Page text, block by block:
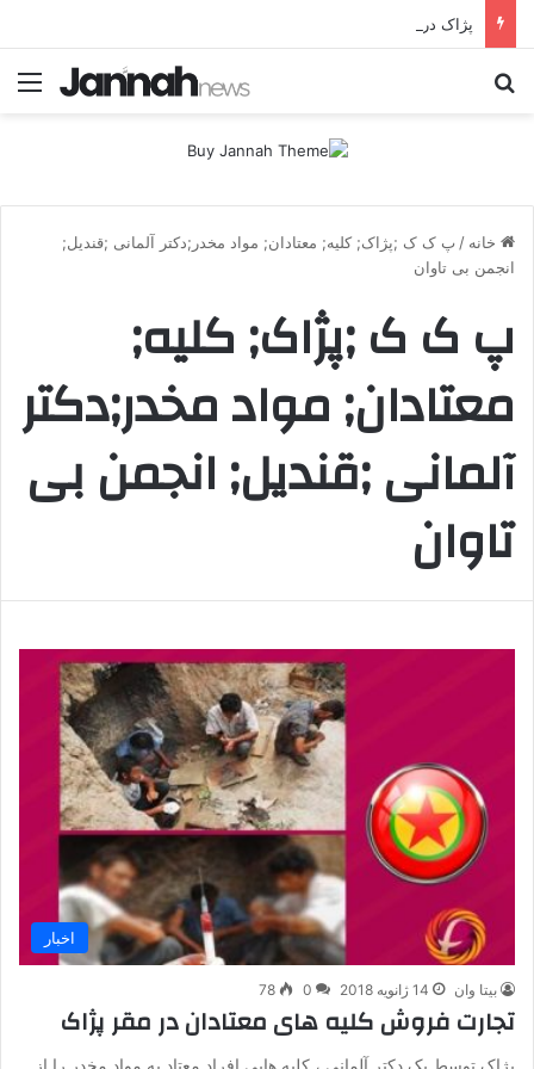
خانه / پ ک ک ;پژاک; کلیه; معتادان; مواد مخدر;دکتر آلمانی ;قندیل;
انجمن بی تاوان
پ ک ک ;پژاک; کلیه;
معتادان; مواد مخدر;دکتر
آلمانی ;قندیل; انجمن بی
تاوان
اخبار
بیتا وان 14 ژانویه 2018 0
78
تجارت فروش کلیه های معتادان در مقر پژاک